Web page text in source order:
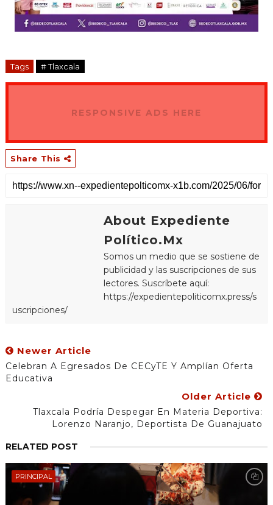
Tags # Tlaxcala
RESPONSIVE ADS HERE
Share This
About Expediente
Político.Mx
Somos un medio que se sostiene de
publicidad y las suscripciones de sus
lectores. Suscríbete aquí:
https://expedientepoliticomx.press/s
uscripciones/
Newer Article
Celebran A Egresados De CECyTE Y Amplían Oferta
Educativa
Older Article
Tlaxcala Podría Despegar En Materia Deportiva:
Lorenzo Naranjo, Deportista De Guanajuato
RELATED POST
PRINCIPAL